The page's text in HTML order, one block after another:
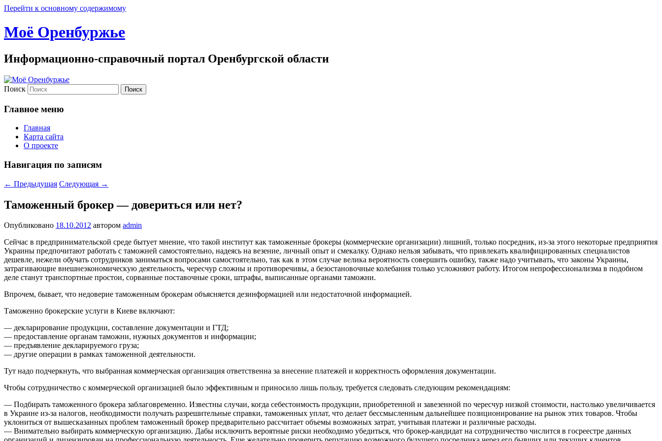
Перейти к основному содержимому
Моё Оренбуржье
Информационно-справочный портал Оренбургской области
Поиск
Главное меню
Главная
Карта сайта
О проекте
Навигация по записям
← Предыдущая Следующая →
Таможенный брокер — довериться или нет?
Опубликовано 18.10.2012 автором admin
Сейчас в предпринимательской среде бытует мнение, что такой институт как таможенные брокеры (коммерческие организации) лишний, только посредник, из-за этого некоторые предприятия
Украины предпочитают работать с таможней самостоятельно, надеясь на везение, личный опыт и смекалку. Однако нельзя забывать, что привлекать квалифицированных специалистов
дешевле, нежели обучать сотрудников заниматься вопросами самостоятельно, так как в этом случае велика вероятность совершить ошибку, также надо учитывать, что законы Украины,
затрагивающие внешнеэкономическую деятельность, чересчур сложны и противоречивы, а безостановочные колебания только усложняют работу. Итогом непрофессионализма в подобном
деле станут транспортные простои, сорванные поставочные сроки, штрафы, выписанные органами таможни.
Впрочем, бывает, что недоверие таможенным брокерам объясняется дезинформацией или недостаточной информацией.
Таможенно брокерские услуги в Киеве включают:
— декларирование продукции, составление документации и ГТД;
— предоставление органам таможни, нужных документов и информации;
— предъявление декларируемого груза;
— другие операции в рамках таможенной деятельности.
Тут надо подчеркнуть, что выбранная коммерческая организация ответственна за внесение платежей и корректность оформления документации.
Чтобы сотрудничество с коммерческой организацией было эффективным и приносило лишь пользу, требуется следовать следующим рекомендациям:
— Подбирать таможенного брокера заблаговременно. Известны случаи, когда себестоимость продукции, приобретенной и завезенной по чересчур низкой стоимости, настолько увеличивается
в Украине из-за налогов, необходимости получать разрешительные справки, таможенных уплат, что делает бессмысленным дальнейшее позиционирование на рынок этих товаров. Чтобы
уклониться от вышесказанных проблем таможенный брокер предварительно рассчитает объемы возможных затрат, учитывая платежи и различные расходы.
— Внимательно выбирать коммерческую организацию. Дабы исключить вероятные риски необходимо убедиться, что брокер-кандидат на сотрудничество числится в госреестре данных